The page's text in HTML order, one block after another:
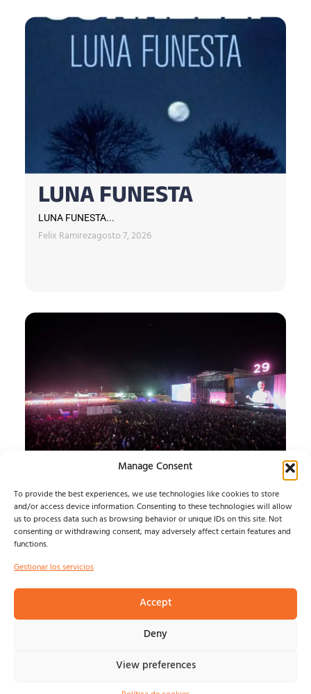
Manage Consent
To provide the best experiences, we use technologies like cookies to store
and/or access device information. Consenting to these technologies will allow
us to process data such as browsing behavior or unique IDs on this site. Not
consenting or withdrawing consent, may adversely affect certain features and
functions.
Gestionar los servicios
Accept
Deny
View preferences
LUNA FUNESTA
LUNA FUNESTA...
Felix Ramirezagosto 7, 2026
SONORAMA RIBERA 26
JUEVES
ARANDA SE ENTREGA A SONORAMA Y BARRY B
CONQUISTA LA PLAZA DEL TRIGO...
Isma Defernagosto 7, 2026
© NOSOLOINDE 2025 |POLÍTICA DE PRIVACIDAD Y